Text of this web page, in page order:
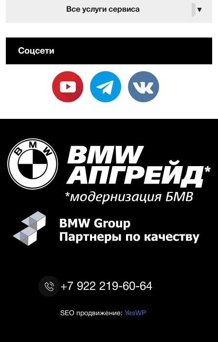
Все услуги сервиса ▼
Соцсети
+7 922 219-60-64
SEO продвижение: YesWP